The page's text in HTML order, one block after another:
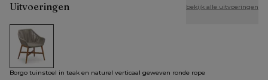
Uitvoeringen bekijk alle uitvoeringen
Borgo tuinstoel in teak en naturel verticaal geweven ronde
Borgo tuinstoel in teak en naturel verticaal geweven ronde rope